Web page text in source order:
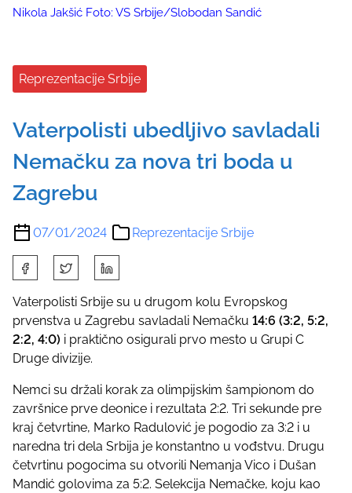
Nikola Jakšić Foto: VS Srbije/Slobodan Sandić
Reprezentacije Srbije
Vaterpolisti ubedljivo savladali
Nemačku za nova tri boda u
Zagrebu
07/01/2024 Reprezentacije Srbije
h
a
r
e
t
i
s
p
o
s
t
Vaterpolisti Srbije su u drugom kolu Evropskog
prvenstva u Zagrebu savladali Nemačku 14:6 (3:2, 5:2,
2:2, 4:0) i praktično osigurali prvo mesto u Grupi C
Druge divizije.
Nemci su držali korak za olimpijskim šampionom do
završnice prve deonice i rezultata 2:2. Tri sekunde pre
kraj četvrtine, Marko Radulović je pogodio za 3:2 i u
naredna tri dela Srbija je konstantno u vođstvu. Drugu
četvrtinu pogocima su otvorili Nemanja Vico i Dušan
Mandić golovima za 5:2. Selekcija Nemačke, koju kao